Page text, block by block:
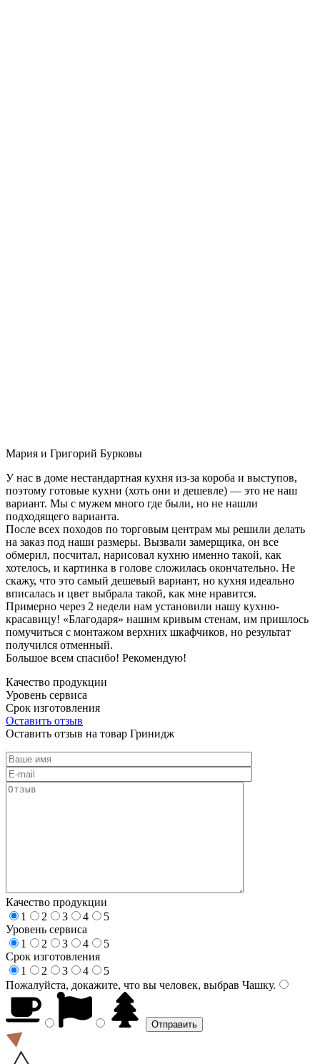
Мария и Григорий Бурковы
У нас в доме нестандартная кухня из-за короба и выступов,
поэтому готовые кухни (хоть они и дешевле) — это не наш
вариант. Мы с мужем много где были, но не нашли
подходящего варианта.
После всех походов по торговым центрам мы решили делать
на заказ под наши размеры. Вызвали замерщика, он все
обмерил, посчитал, нарисовал кухню именно такой, как
хотелось, и картинка в голове сложилась окончательно. Не
скажу, что это самый дешевый вариант, но кухня идеально
вписалась и цвет выбрала такой, как мне нравится.
Примерно через 2 недели нам установили нашу кухню-
красавицу! «Благодаря» нашим кривым стенам, им пришлось
помучиться с монтажом верхних шкафчиков, но результат
получился отменный.
Большое всем спасибо! Рекомендую!
Качество продукции
Уровень сервиса
Срок изготовления
Оставить отзыв
Оставить отзыв на товар Гринидж
Качество продукции
1
2 3 4
5
Уровень сервиса
1
2 3 4
5
Срок изготовления
1
2 3 4
5
Пожалуйста, докажите, что вы человек, выбрав Чашку.